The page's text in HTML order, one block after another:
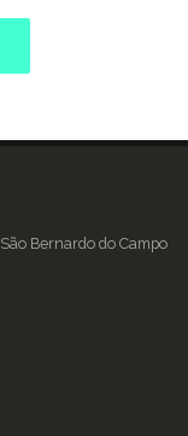
São Bernardo do Campo